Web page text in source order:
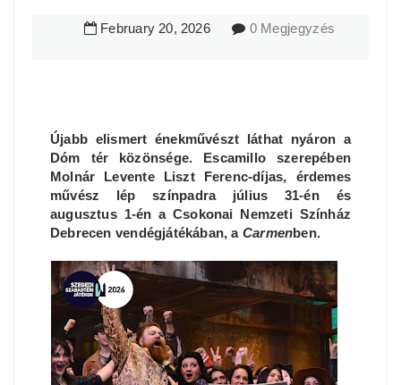
February 20, 2026 0 Megjegyzés
Újabb elismert énekművészt láthat nyáron a
Dóm tér közönsége. Escamillo szerepében
Molnár Levente Liszt Ferenc-díjas, érdemes
művész lép színpadra július 31-én és
augusztus 1-én a Csokonai Nemzeti Színház
Debrecen vendégjátékában, a Carmenben.